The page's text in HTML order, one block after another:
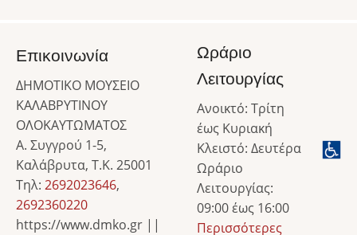
Επικοινωνία
ΔΗΜΟΤΙΚΟ ΜΟΥΣΕΙΟ
ΚΑΛΑΒΡΥΤΙΝΟΥ
ΟΛΟΚΑΥΤΩΜΑΤΟΣ
Α. Συγγρού 1-5,
Καλάβρυτα, Τ.Κ. 25001
Τηλ: 2692023646,
2692360220
https://www.dmko.gr ||
Ωράριο
Λειτουργίας
Ανοικτό: Τρίτη
έως Κυριακή
Κλειστό: Δευτέρα
Ωράριο
Λειτουργίας:
09:00 έως 16:00
Περισσότερες